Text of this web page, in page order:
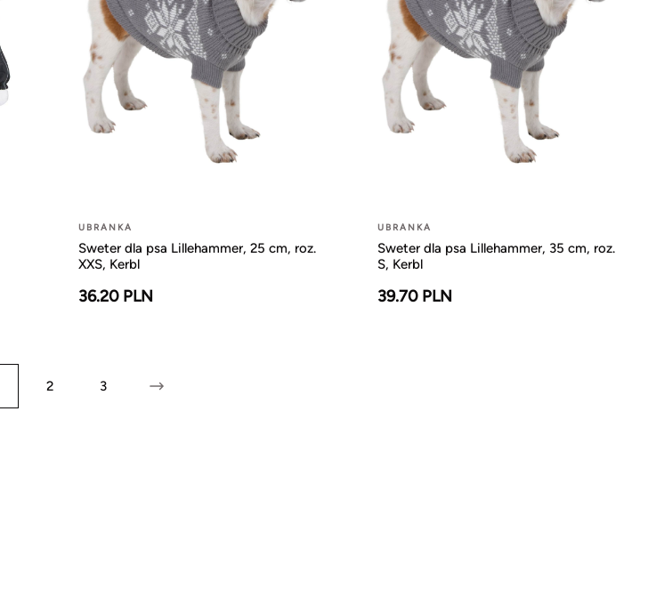
UBRANKA
Sweter dla psa Lillehammer, 25 cm, roz.
XXS, Kerbl
36.20 PLN
UBRANKA
Sweter dla psa Lillehammer, 35 cm, roz.
S, Kerbl
39.70 PLN
2 3